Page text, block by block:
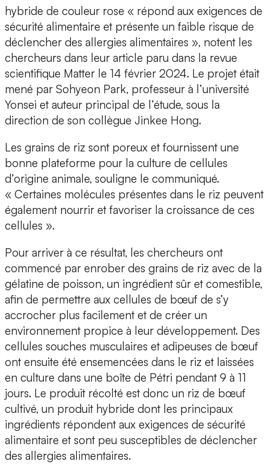
hybride de couleur rose « répond aux exigences de
sécurité alimentaire et présente un faible risque de
déclencher des allergies alimentaires », notent les
chercheurs dans leur article paru dans la revue
scientifique Matter le 14 février 2024. Le projet était
mené par Sohyeon Park, professeur à l’université
Yonsei et auteur principal de l’étude, sous la
direction de son collègue Jinkee Hong.
Les grains de riz sont poreux et fournissent une
bonne plateforme pour la culture de cellules
d’origine animale, souligne le communiqué.
« Certaines molécules présentes dans le riz peuvent
également nourrir et favoriser la croissance de ces
cellules ».
Pour arriver à ce résultat, les chercheurs ont
commencé par enrober des grains de riz avec de la
gélatine de poisson, un ingrédient sûr et comestible,
afin de permettre aux cellules de bœuf de s’y
accrocher plus facilement et de créer un
environnement propice à leur développement. Des
cellules souches musculaires et adipeuses de bœuf
ont ensuite été ensemencées dans le riz et laissées
en culture dans une boîte de Pétri pendant 9 à 11
jours. Le produit récolté est donc un riz de bœuf
cultivé, un produit hybride dont les principaux
ingrédients répondent aux exigences de sécurité
alimentaire et sont peu susceptibles de déclencher
des allergies alimentaires.